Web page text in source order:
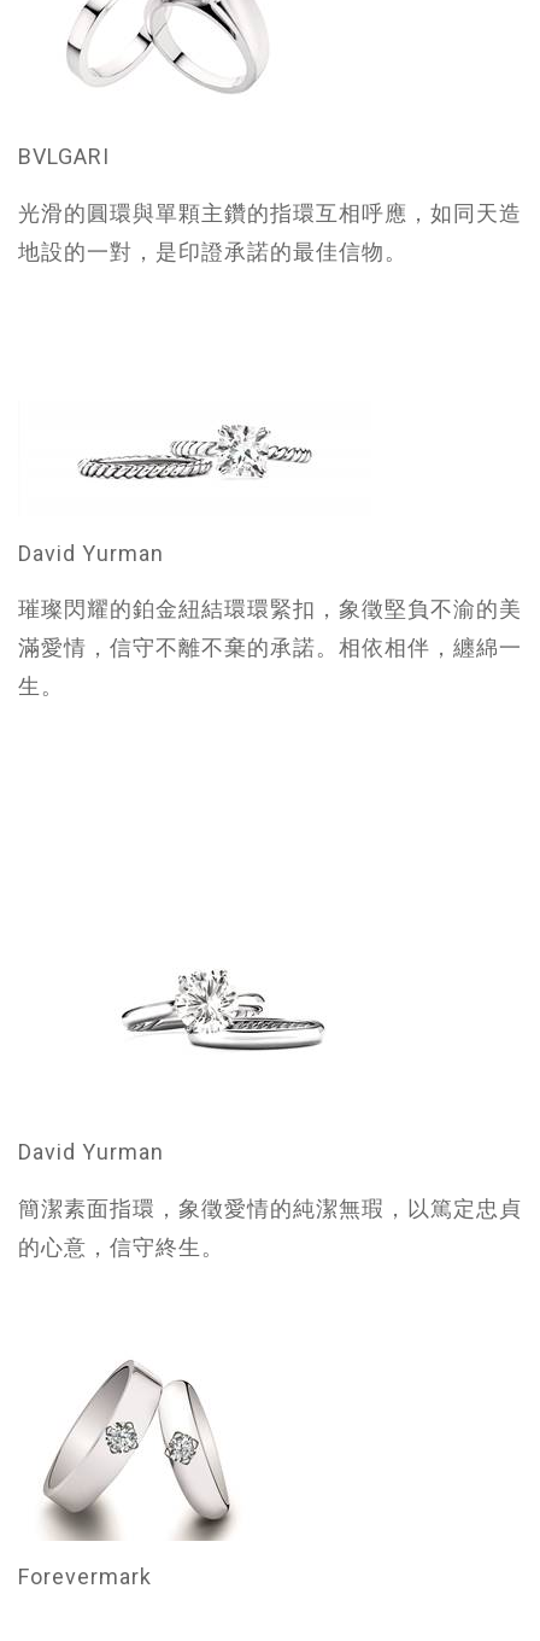
BVLGARI
光滑的圓環與單顆主鑽的指環互相呼應，如同天造
地設的一對，是印證承諾的最佳信物。
David Yurman
璀璨閃耀的鉑金紐結環環緊扣，象徵堅負不渝的美
滿愛情，信守不離不棄的承諾。相依相伴，纏綿一
生。
David Yurman
簡潔素面指環，象徵愛情的純潔無瑕，以篤定忠貞
的心意，信守終生。
Forevermark